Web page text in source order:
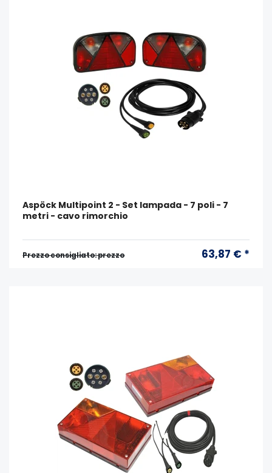
Aspöck Multipoint 2 - Set lampada - 7 poli - 7
metri - cavo rimorchio
Prezzo consigliato: prezzo 63,87 € *